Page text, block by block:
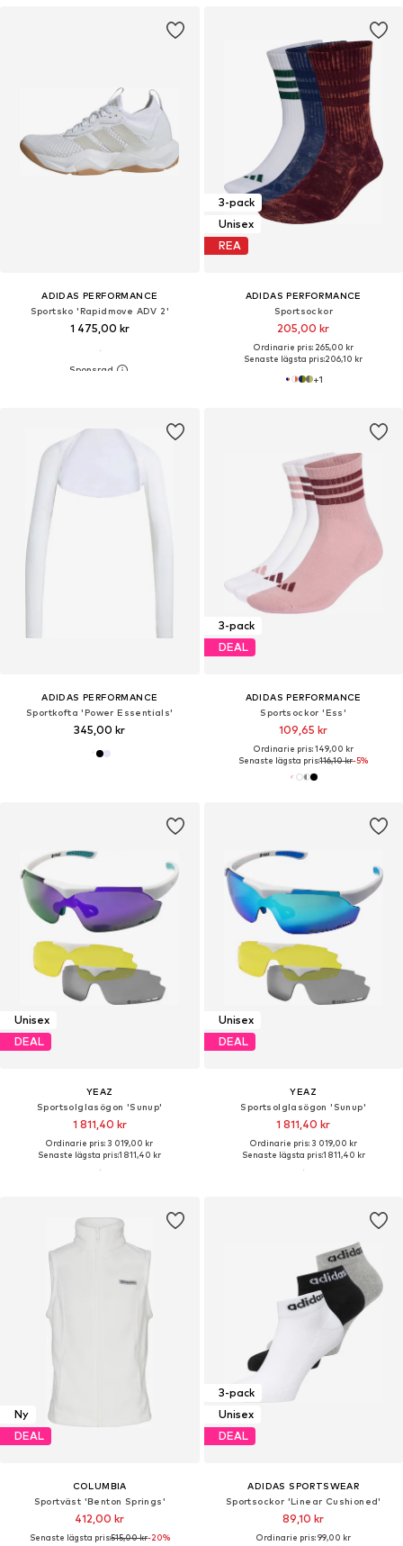
ADIDAS PERFORMANCE
Sportsko 'Rapidmove ADV 2'
1 475,00 kr
3-pack
Unisex
REA
ADIDAS PERFORMANCE
Sportsockor
205,00 kr
Ordinarie pris: 265,00 kr
Senaste lägsta pris:206,10 kr
+1
ADIDAS PERFORMANCE
Sportkofta 'Power Essentials'
345,00 kr
3-pack
DEAL
ADIDAS PERFORMANCE
Sportsockor 'Ess'
109,65 kr
Ordinarie pris: 149,00 kr
Senaste lägsta pris:116,10 kr-5%
Unisex
DEAL
YEAZ
Sportsolglasögon 'Sunup'
1 811,40 kr
Ordinarie pris: 3 019,00 kr
Senaste lägsta pris:1 811,40 kr
Unisex
DEAL
YEAZ
Sportsolglasögon 'Sunup'
1 811,40 kr
Ordinarie pris: 3 019,00 kr
Senaste lägsta pris:1 811,40 kr
Ny
DEAL
COLUMBIA
Sportväst 'Benton Springs'
412,00 kr
Senaste lägsta pris:515,00 kr-20%
3-pack
Unisex
DEAL
ADIDAS SPORTSWEAR
Sportsockor 'Linear Cushioned'
89,10 kr
Ordinarie pris: 99,00 kr